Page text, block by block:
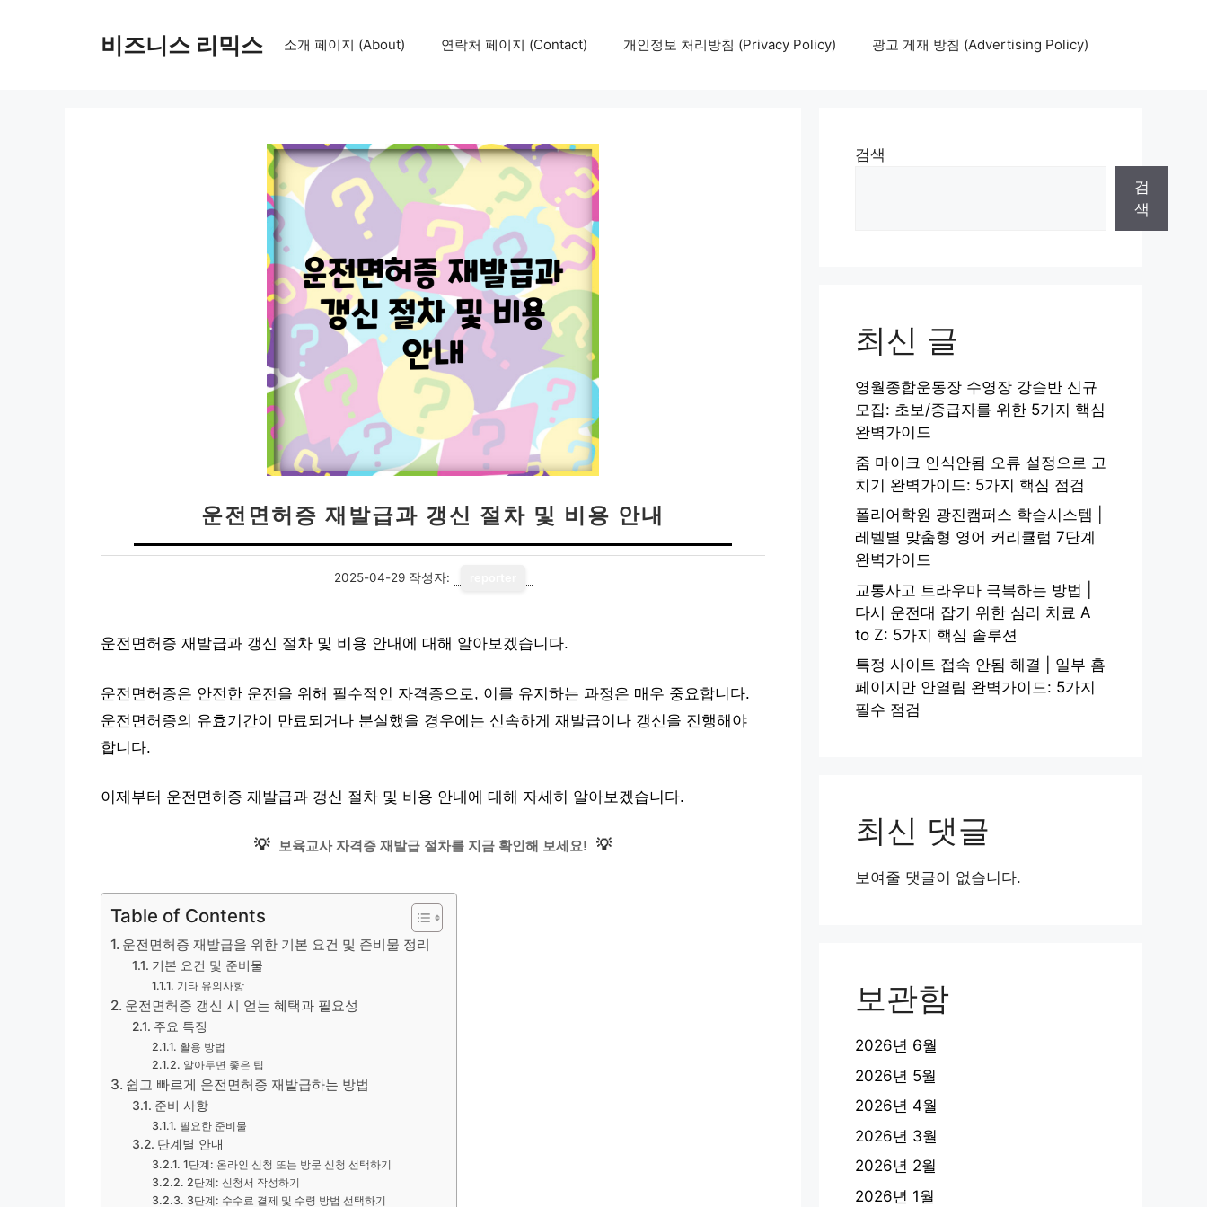
비즈니스 리믹스 소개 페이지 (About) 연락처 페이지 (Contact) 개인정보 처리방침 (Privacy Policy) 광고 게재 방침 (Advertising Policy)
운전면허증 재발급과 갱신 절차 및 비용 안내
2025-04-29 작성자:
운전면허증 재발급과 갱신 절차 및 비용 안내에 대해 알아보겠습니다.
운전면허증은 안전한 운전을 위해 필수적인 자격증으로, 이를 유지하는 과정은 매우 중요합니다.
운전면허증의 유효기간이 만료되거나 분실했을 경우에는 신속하게 재발급이나 갱신을 진행해야
합니다.
이제부터 운전면허증 재발급과 갱신 절차 및 비용 안내에 대해 자세히 알아보겠습니다.
💡 보육교사 자격증 재발급 절차를 지금 확인해 보세요! 💡
Table of Contents
운전면허증 재발급을 위한 기본 요건 및 준비물 정리
기본 요건 및 준비물
기타 유의사항
운전면허증 갱신 시 얻는 혜택과 필요성
주요 특징
활용 방법
알아두면 좋은 팁
쉽고 빠르게 운전면허증 재발급하는 방법
준비 사항
필요한 준비물
단계별 안내
1단계: 온라인 신청 또는 방문 신청 선택하기
2단계: 신청서 작성하기
3단계: 수수료 결제 및 수령 방법 선택하기
검색
검
색
최신 글
영월종합운동장 수영장 강습반 신규
모집: 초보/중급자를 위한 5가지 핵심
완벽가이드
줌 마이크 인식안됨 오류 설정으로 고
치기 완벽가이드: 5가지 핵심 점검
폴리어학원 광진캠퍼스 학습시스템 |
레벨별 맞춤형 영어 커리큘럼 7단계
완벽가이드
교통사고 트라우마 극복하는 방법 |
다시 운전대 잡기 위한 심리 치료 A
to Z: 5가지 핵심 솔루션
특정 사이트 접속 안됨 해결 | 일부 홈
페이지만 안열림 완벽가이드: 5가지
필수 점검
최신 댓글
보여줄 댓글이 없습니다.
보관함
2026년 6월
2026년 5월
2026년 4월
2026년 3월
2026년 2월
2026년 1월